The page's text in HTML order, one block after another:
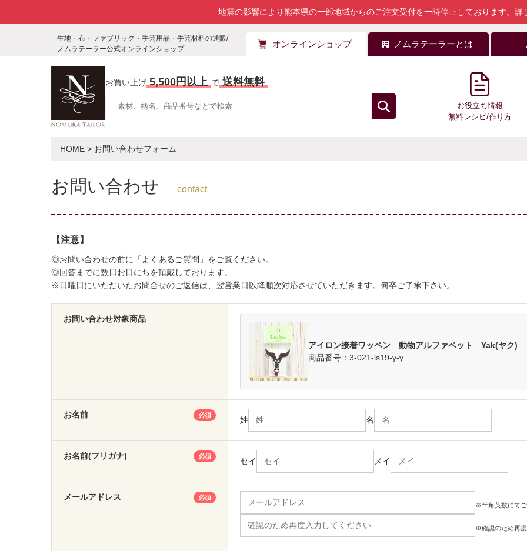
地震の影響により熊本県の一部地域からのご注文受付を一時停止しております。 詳
生地・布・ファブリック・手芸用品・手芸材料の通販/
ノムラテーラー公式オンラインショップ
オンラインショップ ノムラテーラーとは
お買い上げ 5,500円以上 で 送料無料
お役立ち情報
無料レシピ/作り方
HOME > お問い合わせフォーム
お問い合わせ contact
【注意】
◎お問い合わせの前に「よくあるご質問」をご覧ください。
◎回答までに数日お日にちを頂戴しております。
※日曜日にいただいたお問合せのご返信は、翌営業日以降順次対応させていただきます。何卒ご了承下さい。
お問い合わせ対象商品
アイロン接着ワッペン 動物アルファベット Yak(ヤク)
商品番号：3-021-ls19-y-y
お名前 必須
姓 名
お名前(フリガナ) 必須
セイ メイ
メールアドレス
必須
※半角英数にてご
※確認のため再度